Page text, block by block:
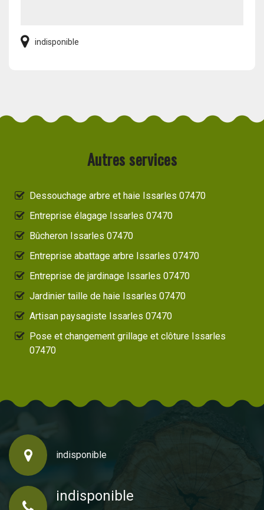
indisponible
Autres services
Dessouchage arbre et haie Issarles 07470
Entreprise élagage Issarles 07470
Bûcheron Issarles 07470
Entreprise abattage arbre Issarles 07470
Entreprise de jardinage Issarles 07470
Jardinier taille de haie Issarles 07470
Artisan paysagiste Issarles 07470
Pose et changement grillage et clôture Issarles
07470
indisponible
indisponible